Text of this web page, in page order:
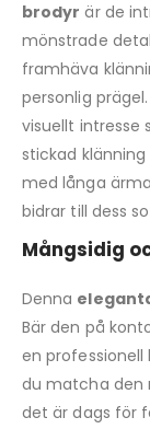
brodyr är de
mönstrade
framhäva
personlig
visuellt intresse
stickad
med långa
bidrar till dess
Mångsidig
Denna
Bär den på
en professionell
du matcha den
det är dags för